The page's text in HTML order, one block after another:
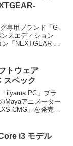
専用ブランド「G-
スエディション
「NEXTGEAR-
トウェア
スペック
iiyama PC」ブラ
Mayaアニメーター
CMG」を発売。
i3 モデル